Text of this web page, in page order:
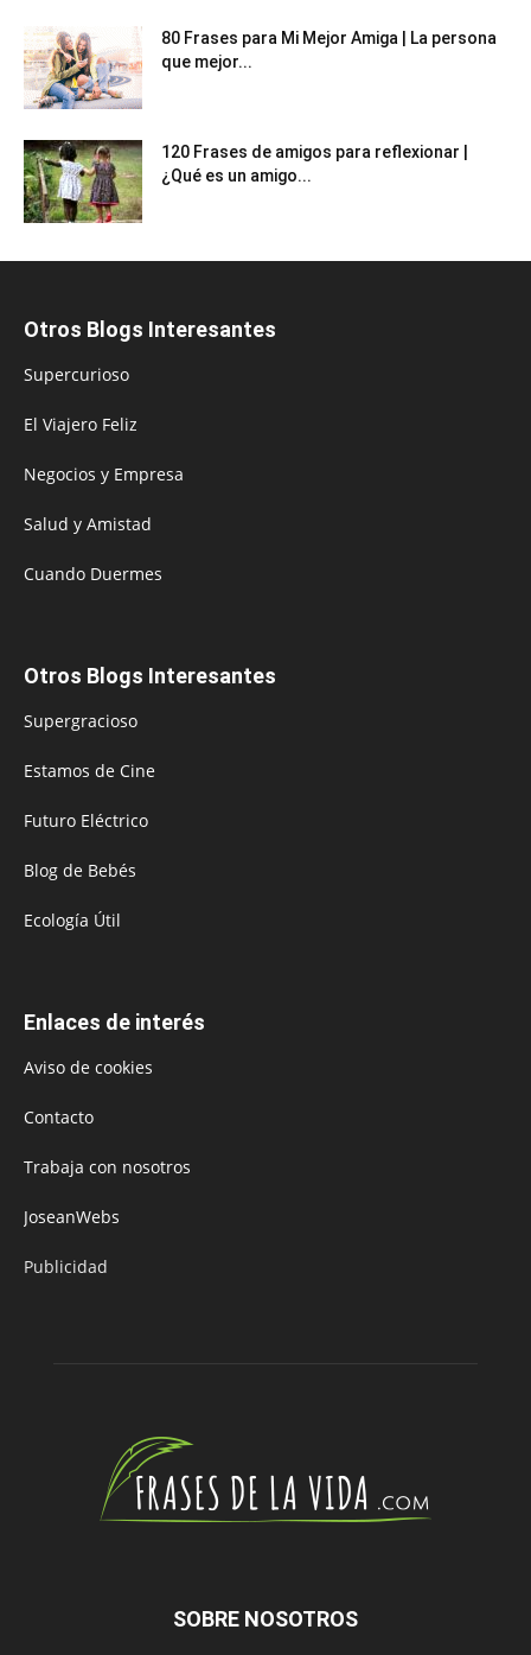
80 Frases para Mi Mejor Amiga | La persona
que mejor...
120 Frases de amigos para reflexionar |
¿Qué es un amigo...
Otros Blogs Interesantes
Supercurioso
El Viajero Feliz
Negocios y Empresa
Salud y Amistad
Cuando Duermes
Otros Blogs Interesantes
Supergracioso
Estamos de Cine
Futuro Eléctrico
Blog de Bebés
Ecología Útil
Enlaces de interés
Aviso de cookies
Contacto
Trabaja con nosotros
JoseanWebs
Publicidad
SOBRE NOSOTROS